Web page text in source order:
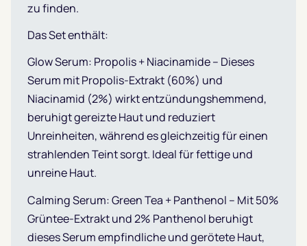
zu finden.
Das Set enthält:
Glow Serum: Propolis + Niacinamide – Dieses
Serum mit Propolis-Extrakt (60%) und
Niacinamid (2%) wirkt entzündungshemmend,
beruhigt gereizte Haut und reduziert
Unreinheiten, während es gleichzeitig für einen
strahlenden Teint sorgt. Ideal für fettige und
unreine Haut.
Calming Serum: Green Tea + Panthenol – Mit 50%
Grüntee-Extrakt und 2% Panthenol beruhigt
dieses Serum empfindliche und gerötete Haut,